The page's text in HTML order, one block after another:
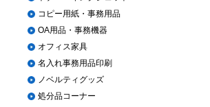
Myページ
コピー用紙・事務用品
OA用品・事務機器
オフィス家具
名入れ事務用品印刷
ノベルティグッズ
処分品コーナー